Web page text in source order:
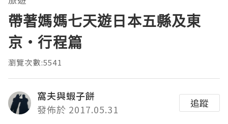
帶著媽媽七天遊日本五縣及東
京‧行程篇
瀏覽次數:5541
窩夫與蝦子餅
發佈於 2017.05.31
追蹤